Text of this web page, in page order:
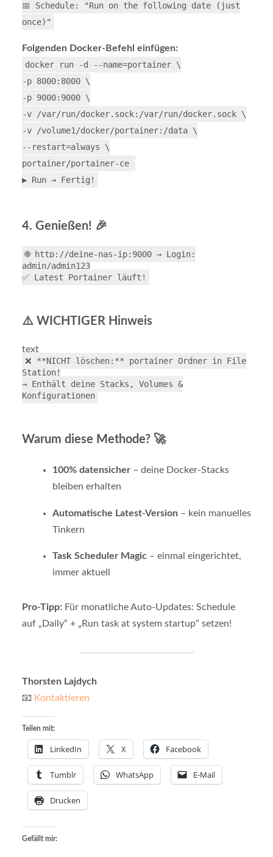
📅 Schedule: "Run on the following date (just
once)"
Folgenden Docker-Befehl einfügen:
dockerrun -d --name=portainer \
-p 8000:8000 \
-p 9000:9000 \
-v /var/run/docker.sock:/var/run/docker.sock \
-v /volume1/docker/portainer:/data \
--restart=always \
portainer/portainer-ce
▶️ Run → Fertig!
4. Genießen! 🎉
🌐 http://deine-nas-ip:9000 → Login:
admin/admin123
✅ Latest Portainer läuft!
⚠️ WICHTIGER Hinweis
text
❌ **NICHT löschen:** portainer Ordner in File
Station!
→ Enthält deine Stacks, Volumes &
Konfigurationen
Warum diese Methode? 🚀
100% datensicher– deine Docker-Stacks
bleiben erhalten
Automatische Latest-Version – kein manuelles
Tinkern
Task Scheduler Magic– einmal eingerichtet,
immer aktuell
Pro-Tipp: Für monatliche Auto-Updates: Schedule
auf „Daily“ + „Run task at system startup“ setzen!
Thorsten Lajdych
📧 Kontaktieren
Teilen mit:
LinkedIn X Facebook
Tumblr WhatsApp E-Mail
Drucken
Gefällt mir: